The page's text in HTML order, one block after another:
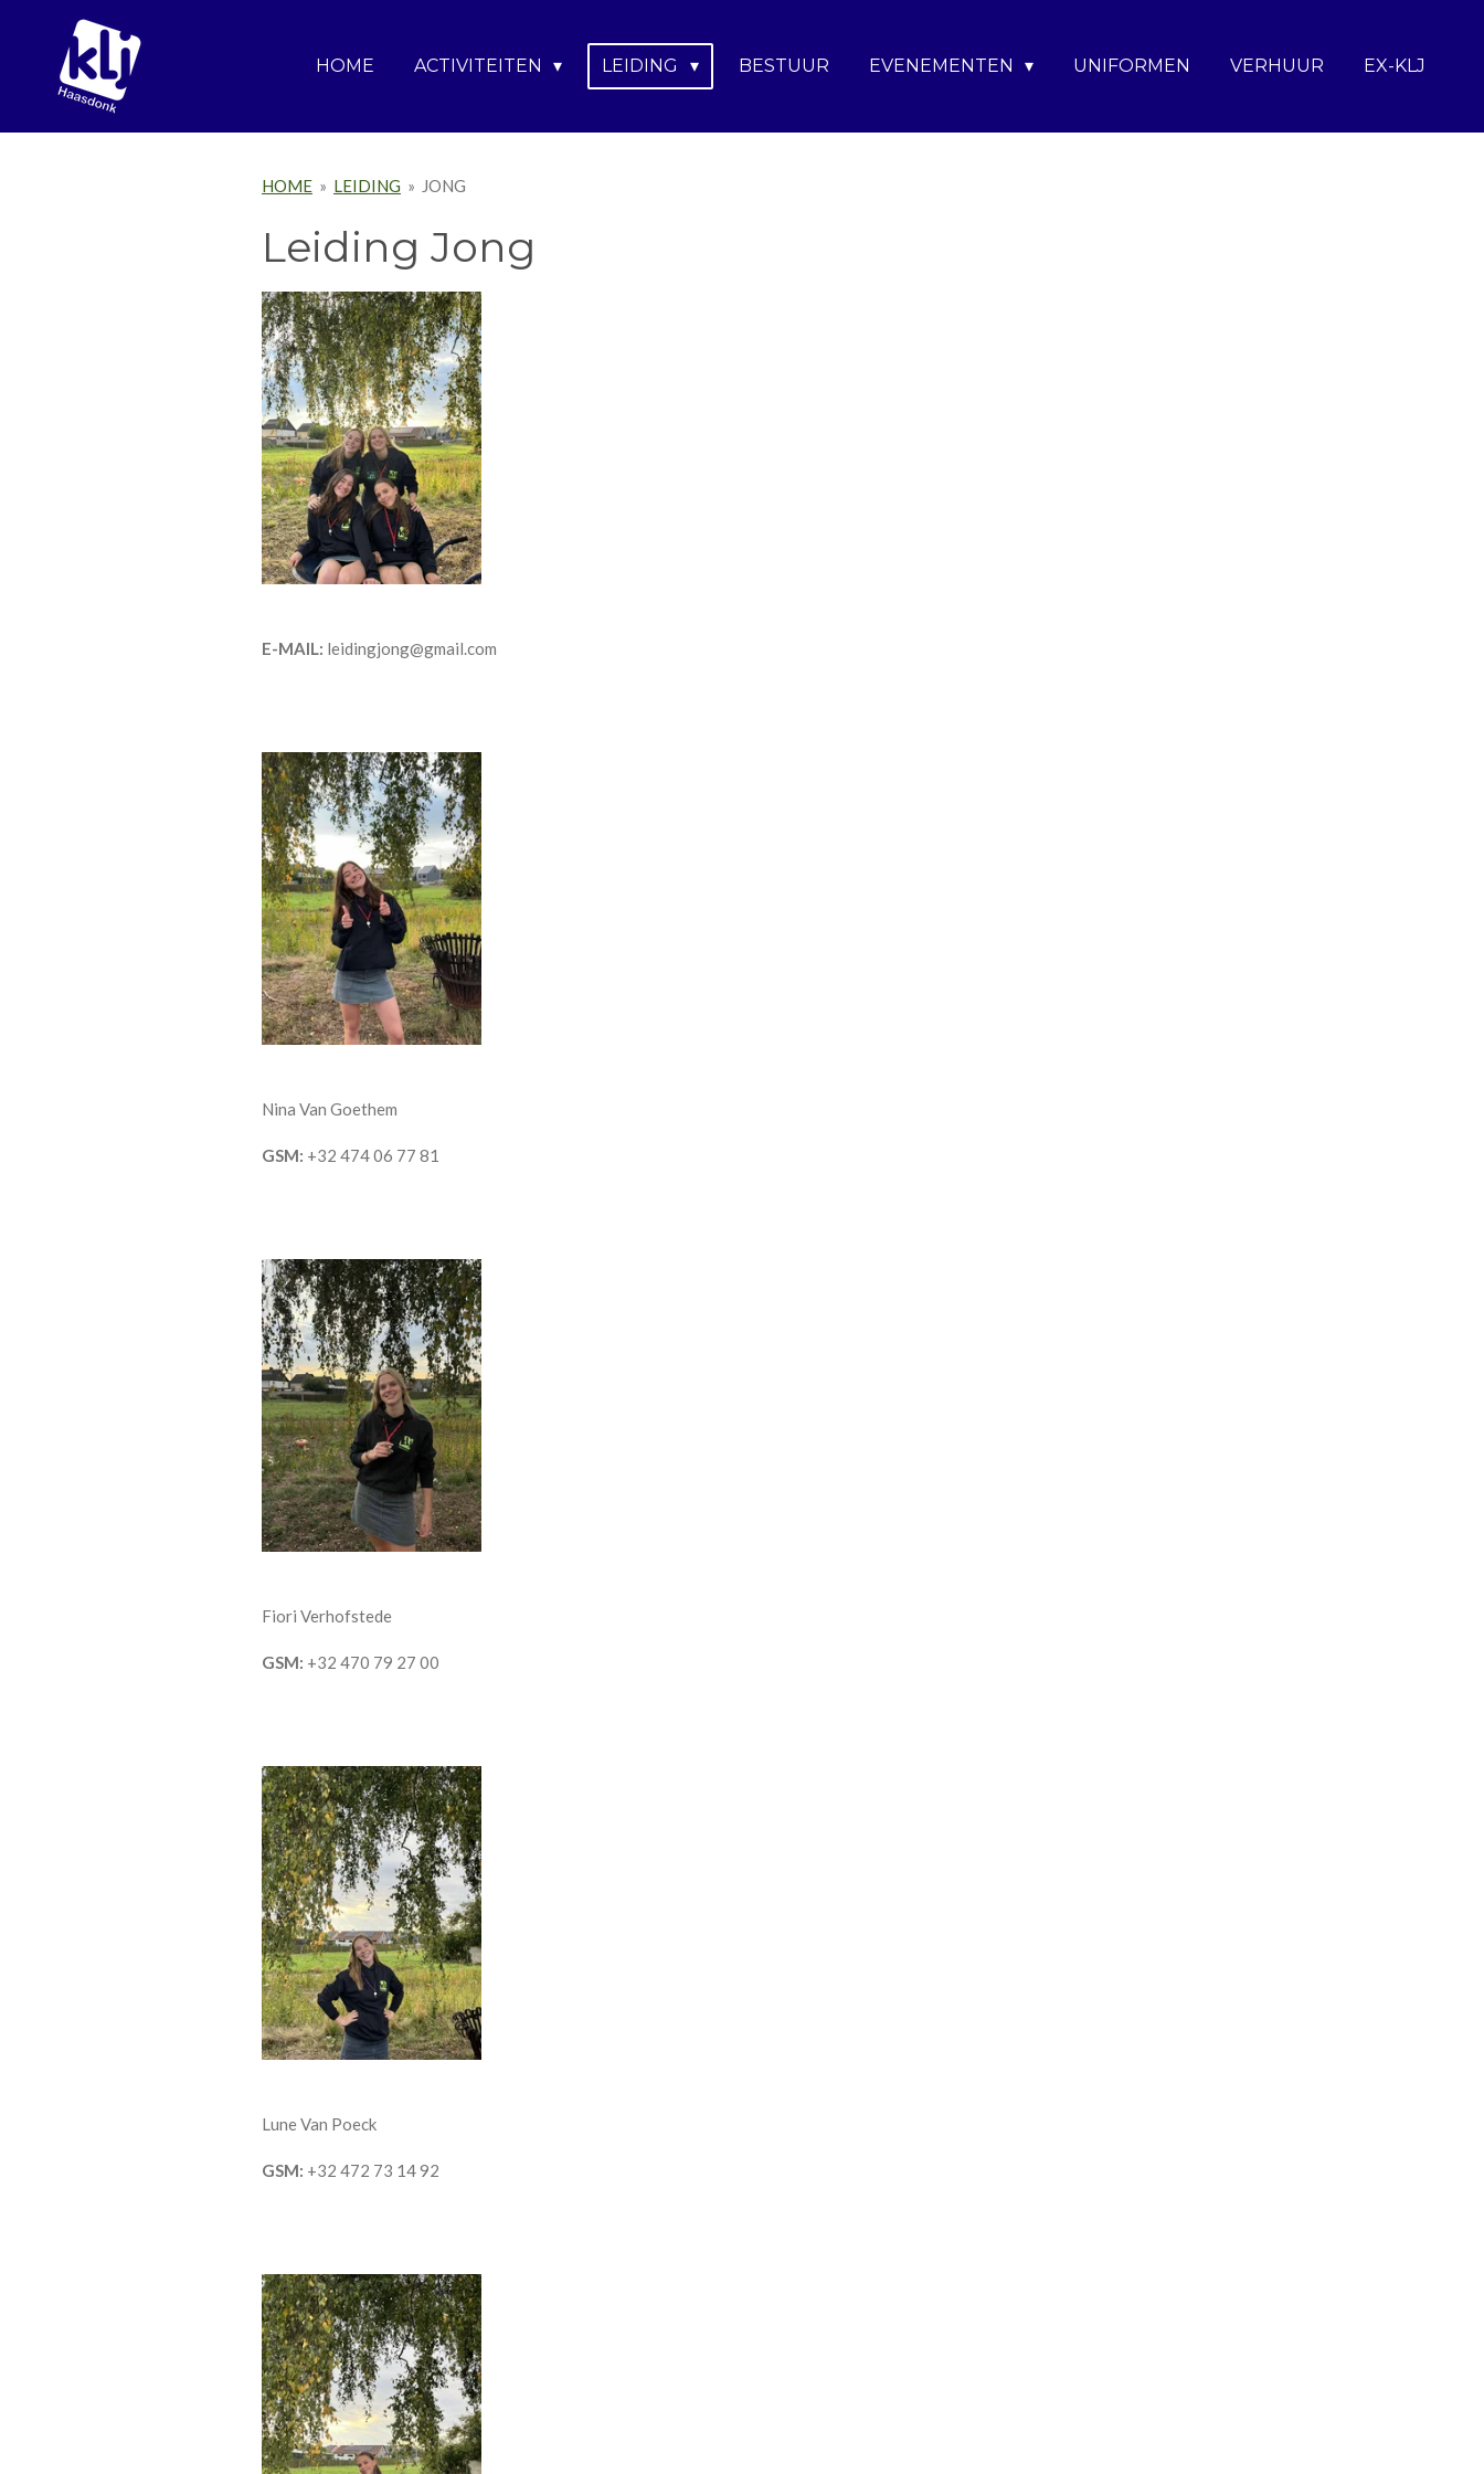
HOME ACTIVITEITEN LEIDING BESTUUR EVENEMENTEN UNIFORMEN VERHUUR EX-KLJ
HOME » LEIDING » JONG
Leiding Jong
E-MAIL: leidingjong@gmail.com
Nina Van Goethem
GSM: +32 474 06 77 81
Fiori Verhofstede
GSM: +32 470 79 27 00
Lune Van Poeck
GSM: +32 472 73 14 92